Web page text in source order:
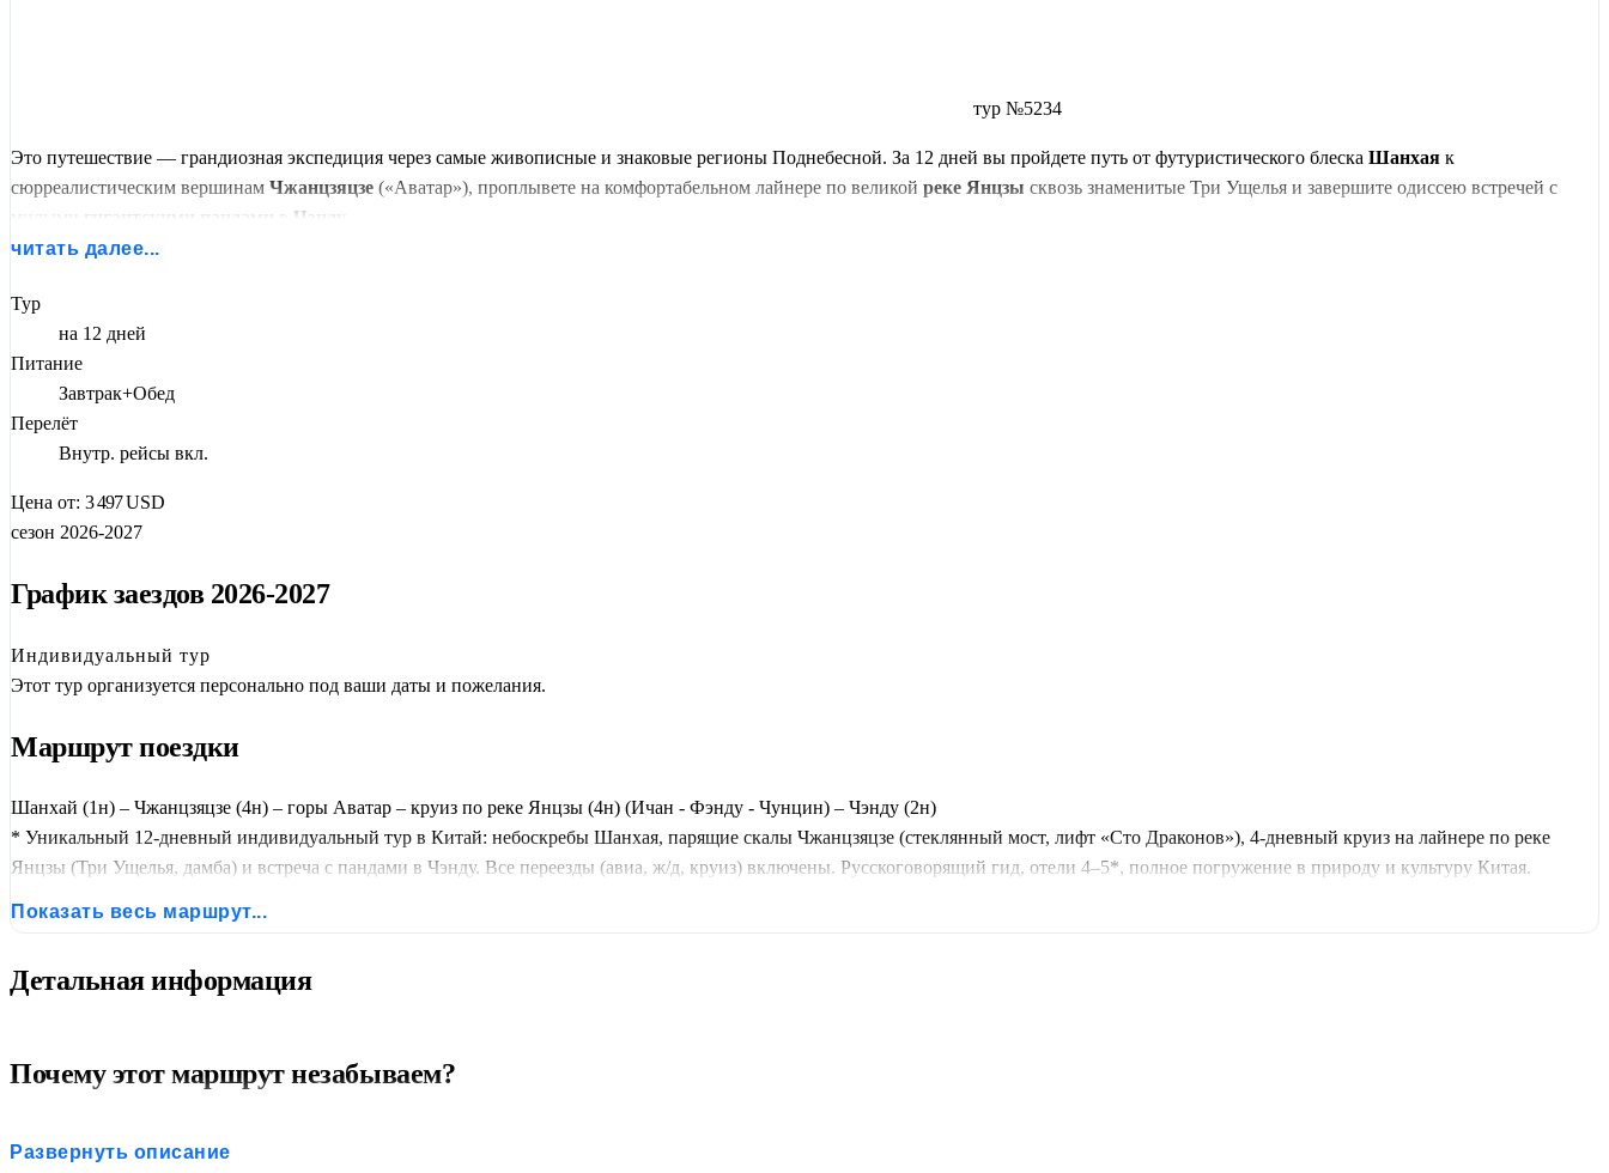
тур №5234
Это путешествие — грандиозная экспедиция через самые живописные и знаковые регионы Поднебесной. За 12 дней вы пройдете путь от футуристического блеска Шанхая к
сюрреалистическим вершинам Чжанцзяцзе («Аватар»), проплывете на комфортабельном лайнере по великой реке Янцзы сквозь знаменитые Три Ущелья и завершите одиссею встречей с
Чэнду
организацию всех стыковок, чтобы вы могли наслаждаться видами меняющихся ландшафтов: от карстовых пиков до широких речных просторов и бамбуковых лесов.
читать далее...
Тур
на 12 дней
Питание
Завтрак+Обед
Перелёт
Внутр. рейсы вкл.
Цена от: 3 497USD
сезон 2026-2027
График заездов 2026-2027
Индивидуальный тур
Этот тур организуется персонально под ваши даты и пожелания.
Маршрут поездки
Шанхай (1н) – Чжанцзяцзе (4н) – горы Аватар – круиз по реке Янцзы (4н) (Ичан - Фэнду - Чунцин) – Чэнду (2н)
* Уникальный 12-дневный индивидуальный тур в Китай: небоскребы Шанхая, парящие скалы Чжанцзяцзе (стеклянный мост, лифт «Сто Драконов»), 4-дневный круиз на лайнере по реке
Янцзы (Три Ущелья, дамба) и встреча с пандами в Чэнду. Все переезды (авиа, ж/д, круиз) включены. Русскоговорящий гид, отели 4–5*, полное погружение в природу и культуру Китая.
Показать весь маршрут...
Детальная информация
Почему этот маршрут незабываем?
Романтика Великой Реки:
Развернуть описание